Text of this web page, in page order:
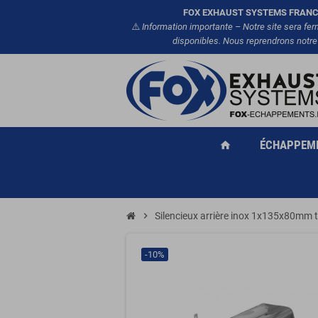
FOX EXHAUST SYSTEMS
⚠️ Information importante – Notre site sera
disponibles. Nous reprendrons
home
chevron_right Silencieux arrière inox 1x135x80mm
-10%